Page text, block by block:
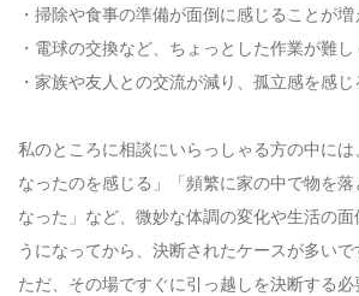
・掃除や食事の準備が面倒に感じることが増
・電球の交換など、ちょっとした作業が難
・家族や友人との交流が減り、孤立感を感
私のところに相談にいらっしゃる方の中には
なったのを感じる」「頻繁に家の中で物を落
なった」など、微妙な体調の変化や生活の
うになってから、決断されたケースが多いで
ただ、その場ですぐに引っ越しを決断する